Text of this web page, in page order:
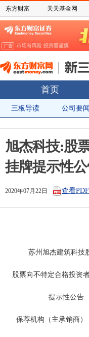
东方财富 天天基金网
首页
三板导读 公司要闻
旭杰科技:股
挂牌提示性
2020年07月22日 查看